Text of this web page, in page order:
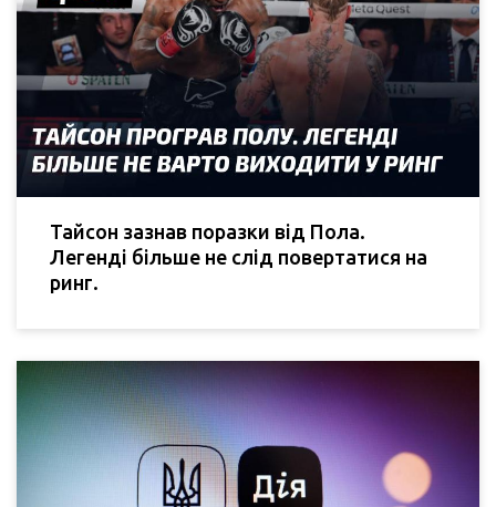
Тайсон зазнав поразки від Пола.
Легенді більше не слід повертатися на
ринг.